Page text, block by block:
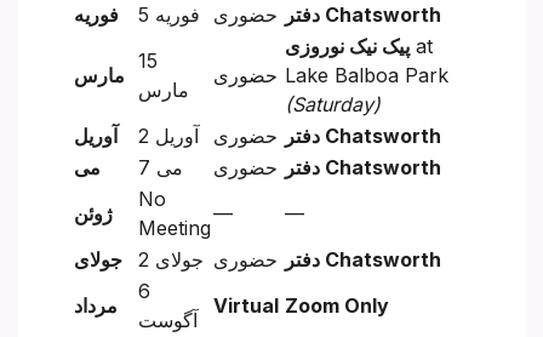
فوریه
5 فوریه حضوری دفتر Chatsworth
مارس
15
مارس
حضوری
پیک نیک نوروزی at
Lake Balboa Park
(Saturday)
آوریل
2 آوریل حضوری
دفتر Chatsworth
می
7 می حضوری
دفتر Chatsworth
ژوئن
No
Meeting
—
—
جولای
2 جولای حضوری
دفتر Chatsworth
مرداد
6
آگوست
Virtual Zoom Only